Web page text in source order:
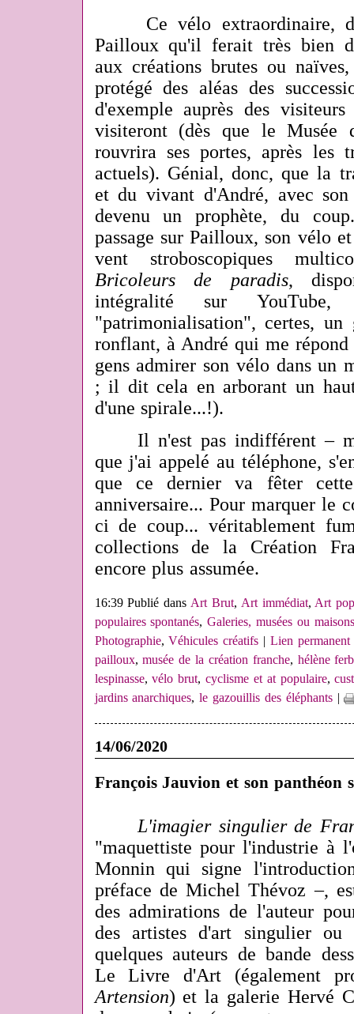
Ce vélo extraordinaire,
Pailloux qu'il ferait très bien
aux créations brutes ou
protégé des aléas des
d'exemple auprès des
visiteront (dès que le Musée
rouvrira ses portes, après les
actuels). Génial, donc, que la
et du vivant d'André, avec
devenu un prophète, du
passage sur Pailloux, son vélo
vent stroboscopiques
Bricoleurs de paradis,
intégralité sur
"patrimonialisation", certes,
ronflant, à André qui me
gens admirer son vélo dans un
; il dit cela en arborant un
d'une spirale...!).
Il n'est pas indifférent –
que j'ai appelé au téléphone,
que ce dernier va fêter
anniversaire... Pour marquer
ci de coup... véritablement
collections de la Création
encore plus assumée.
16:39 Publié dans Art Brut, Art immédiat, Art
populaires spontanés,Galeries, musées ou
Photographie,Véhicules créatifs | Lien permanent
pailloux,musée de la création franche, hélène
lespinasse,vélo brut,cyclisme et at populaire,
jardins anarchiques,le gazouillis des éléphants|
14/06/2020
François Jauvion et son panthéon
L'imagier singulier de
"maquettiste pour l'industrie à
Monnin qui signe
préface de Michel Thévoz –,
des admirations de l'auteur
des artistes d'art singulier ou
quelques auteurs de bande
Le Livre d'Art (également
Artension) et la galerie Hervé